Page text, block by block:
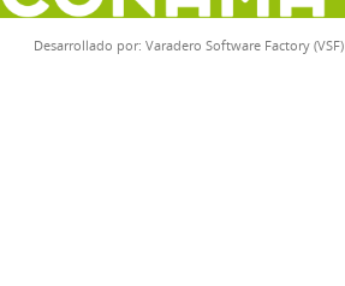
Desarrollado por: Varadero Software Factory (VSF)